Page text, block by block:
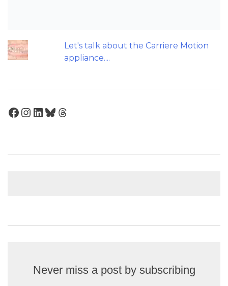
Let's talk about the Carriere Motion
appliance....
Facebook
Instagram
LinkedIn
Bluesky
Threads
Never miss a post by subscribing